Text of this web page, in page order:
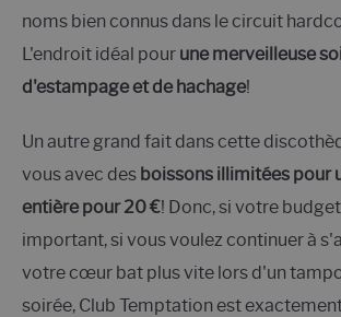
noms bien connus dans le circuit
L'endroit idéal pour une merveilleuse
d'estampage et de hachage!
Un autre grand fait dans cette
vous avec des boissons illimitées pour
entière pour 20 €! Donc, si votre
important, si vous voulez continuer à
votre cœur bat plus vite lors d'un
soirée, Club Temptation est